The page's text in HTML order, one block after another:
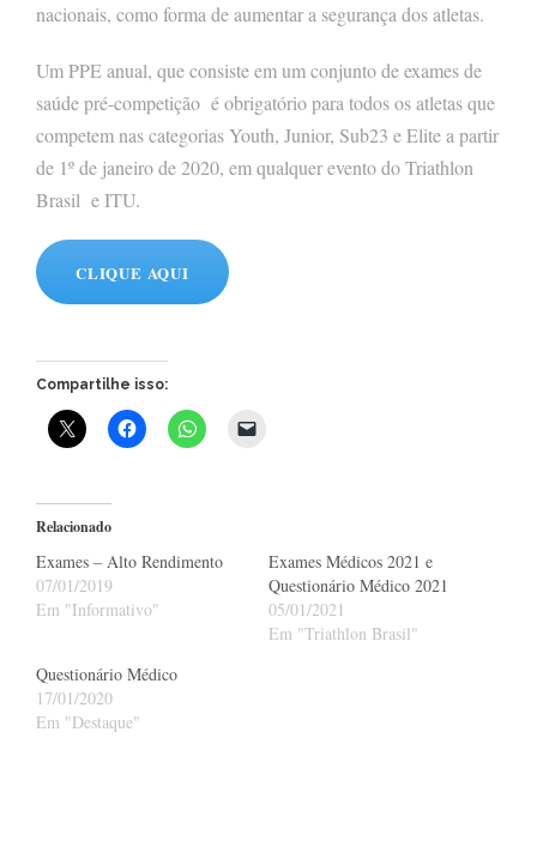
nacionais, como forma de aumentar a segurança dos atletas.
Um PPE anual, que consiste em um conjunto de exames de
saúde pré-competição é obrigatório para todos os atletas que
competem nas categorias Youth, Junior, Sub23 e Elite a partir
de 1º de janeiro de 2020, em qualquer evento do Triathlon
Brasil e ITU.
CLIQUE AQUI
Compartilhe isso:
Relacionado
Exames – Alto Rendimento
07/01/2019
Em "Informativo"
Exames Médicos 2021 e
Questionário Médico 2021
05/01/2021
Em "Triathlon Brasil"
Questionário Médico
17/01/2020
Em "Destaque"